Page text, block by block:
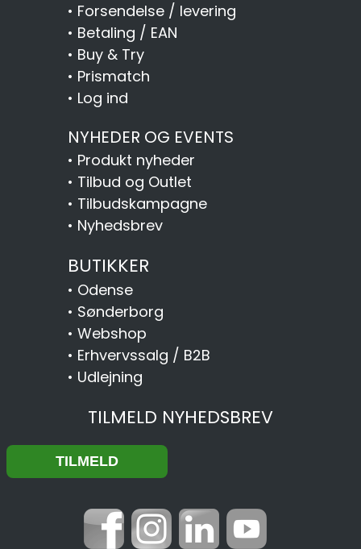
• Forsendelse / levering
• Betaling / EAN
• Buy & Try
• Prismatch
• Log ind
NYHEDER OG EVENTS
• Produkt nyheder
• Tilbud og Outlet
• Tilbudskampagne
• Nyhedsbrev
BUTIKKER
• Odense
• Sønderborg
• Webshop
• Erhvervssalg / B2B
• Udlejning
TILMELD NYHEDSBREV